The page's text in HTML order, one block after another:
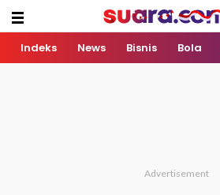
Indeks News Bisnis Bola